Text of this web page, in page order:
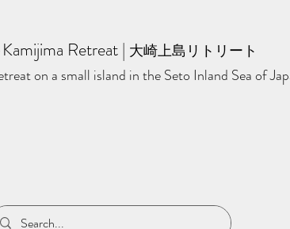
Retreat​ | ​ 大崎上島リトリート
on a small island in the Seto Inland Sea of